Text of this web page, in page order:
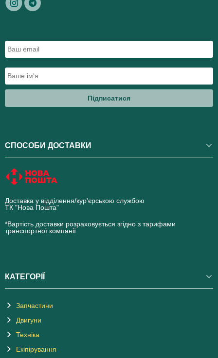
Підписатися
СПОСОБИ ДОСТАВКИ
Доставка у відділення/кур'єрською службою
ТК "Нова Пошта"
*Вартість доставки розраховується згідно з тарифами
транспортної компанії
КАТЕГОРІЇ
Запчастини
Двигуни
Техніка
Екіпірування